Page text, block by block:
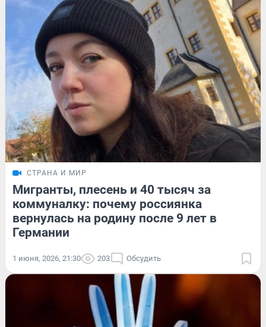
СТРАНА И МИР
Мигранты, плесень и 40 тысяч за
коммуналку: почему россиянка
вернулась на родину после 9 лет в
Германии
1 июня, 2026, 21:30 203 Обсудить